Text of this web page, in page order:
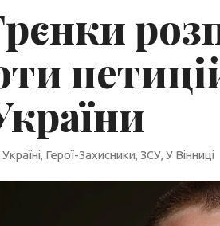
, Герої-Захисники, ЗСУ, У Вінниці